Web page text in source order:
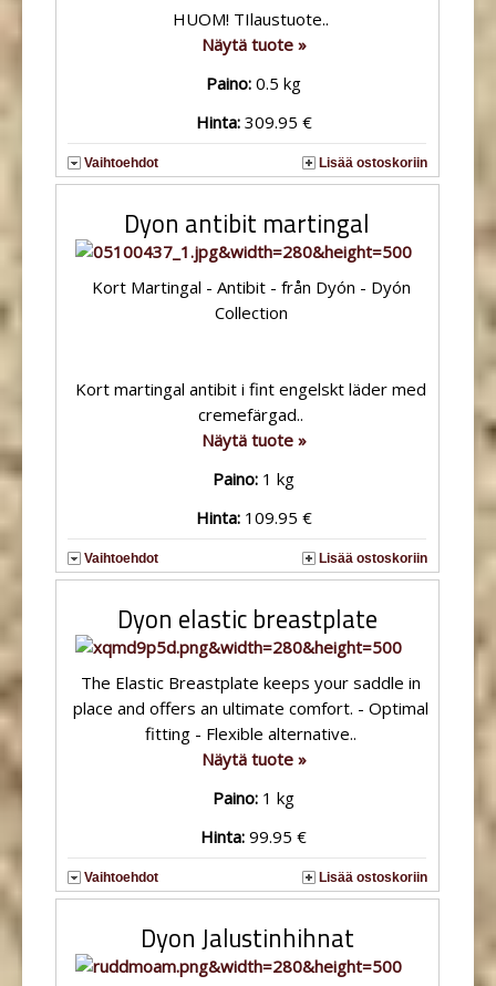
HUOM! TIlaustuote..
Näytä tuote »
Paino:0.5 kg
Hinta: 309.95 €
Vaihtoehdot Lisää ostoskoriin
Dyon antibit martingal
Kort Martingal - Antibit - från Dyón - Dyón
Collection
Kort martingal antibit i fint engelskt läder med
cremefärgad..
Näytä tuote »
Paino: 1 kg
Hinta: 109.95 €
Vaihtoehdot Lisää ostoskoriin
Dyon elastic breastplate
The Elastic Breastplate keeps your saddle in
place and offers an ultimate comfort. - Optimal
fitting - Flexible alternative..
Näytä tuote »
Paino: 1 kg
Hinta:99.95 €
Vaihtoehdot Lisää ostoskoriin
Dyon Jalustinhihnat